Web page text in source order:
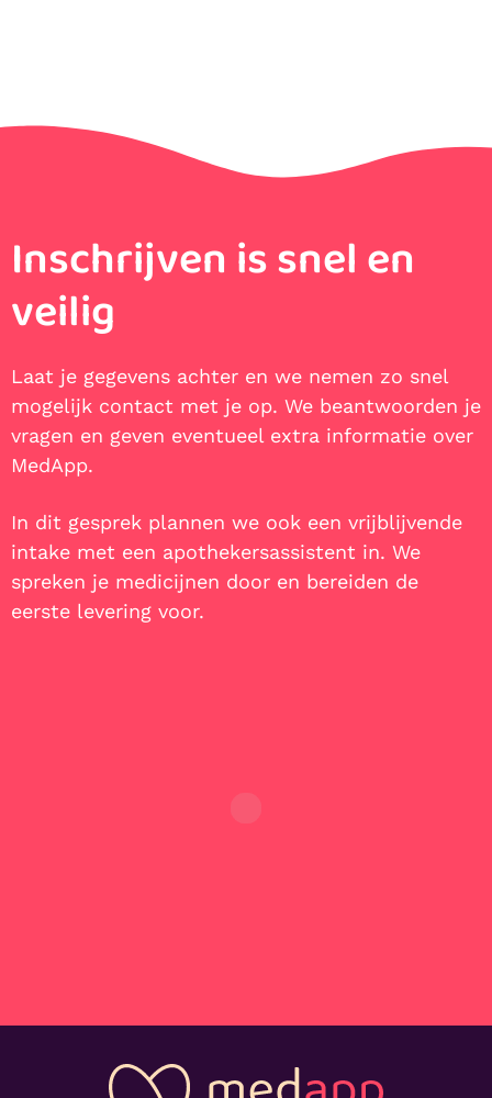
Inschrijven is snel en
veilig
Laat je gegevens achter en we nemen zo snel
mogelijk contact met je op. We beantwoorden je
vragen en geven eventueel extra informatie over
MedApp.
In dit gesprek plannen we ook een vrijblijvende
intake met een apothekersassistent in. We
spreken je medicijnen door en bereiden de
eerste levering voor.